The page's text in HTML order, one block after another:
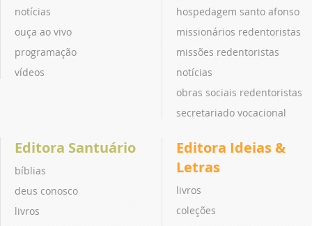
notícias
ouça ao vivo
programação
vídeos
hospedagem santo afonso
missionários redentoristas
missões redentoristas
notícias
obras sociais redentoristas
secretariado vocacional
Editora Santuário
bíblias
deus conosco
livros
Editora Ideias &
Letras
livros
coleções